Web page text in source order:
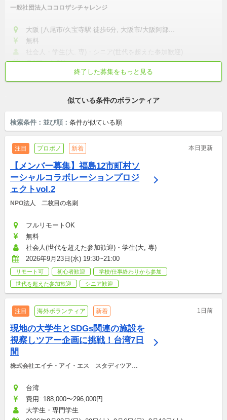
一般社団法人ココロザシチャレンジ
大阪 [八尾市/久宝寺駅 徒歩6分, 大阪市/大阪阿部...
無料
社会人・学生(大, 専)・シニア(世代を超えた参加歓迎)
月2回からOK
終了した募集をもっと見る
似ている条件のボランティア
検索条件： 並び順： 条件が似ている順
注目 プロボノ 新着 本日更新
【メンバー募集】福島12市町村ソ
ーシャルコラボレーションプロジ
ェクトvol.2
NPO法人　二枚目の名刺
フルリモートOK
無料
社会人(世代を超えた参加歓迎)・学生(大, 専)
2026年9月23日(水) 19:30~21:00
リモート可 初心者歓迎
学校/仕事終わりから参加
世代を超えた参加歓迎
シニア歓迎
注目 海外ボランティア 新着 1日前
現地の大学生とSDGs関連の施設を
視察しツアー企画に挑戦！台湾7日
間
株式会社エイチ・アイ・エス　スタディツアー
台湾
費用: 188,000〜296,000円
大学生・専門学生